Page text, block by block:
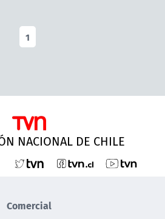
1
NACIONAL DE CHILE
Comercial